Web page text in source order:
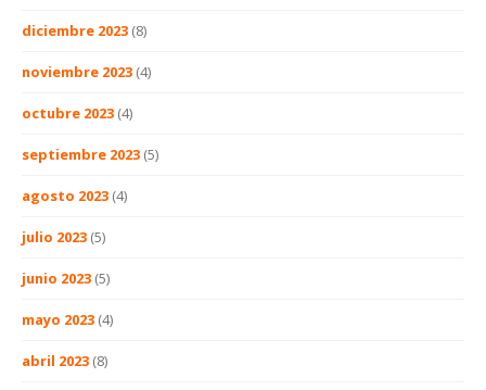
diciembre 2023 (8)
noviembre 2023 (4)
octubre 2023 (4)
septiembre 2023 (5)
agosto 2023 (4)
julio 2023 (5)
junio 2023 (5)
mayo 2023 (4)
abril 2023 (8)